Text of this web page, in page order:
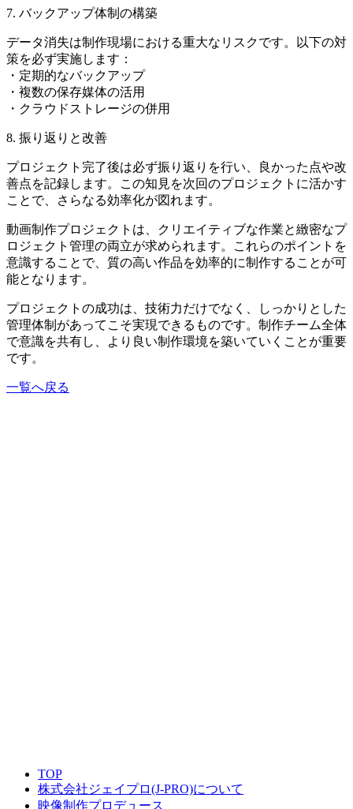
7. バックアップ体制の構築
データ消失は制作現場における重大なリスクです。以下の対
策を必ず実施します：
・定期的なバックアップ
・複数の保存媒体の活用
・クラウドストレージの併用
8. 振り返りと改善
プロジェクト完了後は必ず振り返りを行い、良かった点や改
善点を記録します。この知見を次回のプロジェクトに活かす
ことで、さらなる効率化が図れます。
動画制作プロジェクトは、クリエイティブな作業と緻密なプ
ロジェクト管理の両立が求められます。これらのポイントを
意識することで、質の高い作品を効率的に制作することが可
能となります。
プロジェクトの成功は、技術力だけでなく、しっかりとした
管理体制があってこそ実現できるものです。制作チーム全体
で意識を共有し、より良い制作環境を築いていくことが重要
です。
一覧へ戻る
TOP
株式会社ジェイプロ(J-PRO)について
映像制作プロデュース